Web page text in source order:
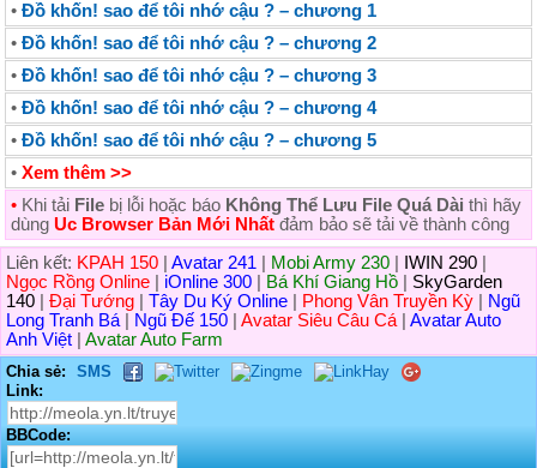
• Đồ khốn! sao để tôi nhớ cậu ? – chương 1
• Đồ khốn! sao để tôi nhớ cậu ? – chương 2
• Đồ khốn! sao để tôi nhớ cậu ? – chương 3
• Đồ khốn! sao để tôi nhớ cậu ? – chương 4
• Đồ khốn! sao để tôi nhớ cậu ? – chương 5
• Xem thêm >>
• Khi tải File bị lỗi hoặc báo Không Thể Lưu File Quá Dài thì hãy
dùng Uc Browser Bản Mới Nhất đảm bảo sẽ tải về thành công
Liên kết: KPAH 150 Avatar 241 Mobi Army 230 IWIN 290
Ngọc Rồng Online
iOnline 300 Bá Khí Giang Hồ
SkyGarden
140
Đại Tướng Tây Du Ký Online Phong Vân Truyền Kỳ
Ngũ
Long Tranh Bá
Ngũ Đế 150 Avatar Siêu Câu Cá
Avatar Auto
Anh Việt
Avatar Auto Farm
Chia sẻ:
SMS
Link:
BBCode: